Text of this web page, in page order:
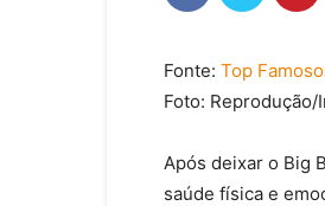
Fonte: Top
Foto: Reprodução/
Após deixar o Big
saúde física e